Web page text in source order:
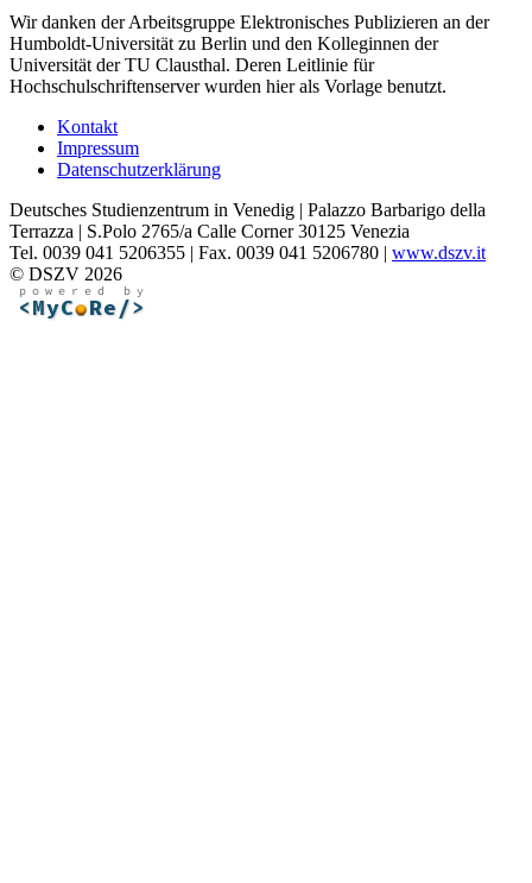
Wir danken der Arbeitsgruppe Elektronisches Publizieren an der
Humboldt-Universität zu Berlin und den Kolleginnen der
Universität der TU Clausthal. Deren Leitlinie für
Hochschulschriftenserver wurden hier als Vorlage benutzt.
Kontakt
Impressum
Datenschutzerklärung
Deutsches Studienzentrum in Venedig | Palazzo Barbarigo della
Terrazza | S.Polo 2765/a Calle Corner 30125 Venezia
Tel. 0039 041 5206355 | Fax. 0039 041 5206780 | www.dszv.it
© DSZV 2026